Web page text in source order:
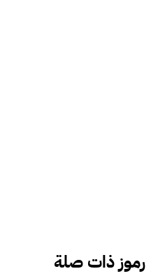
رموز ذات صلة